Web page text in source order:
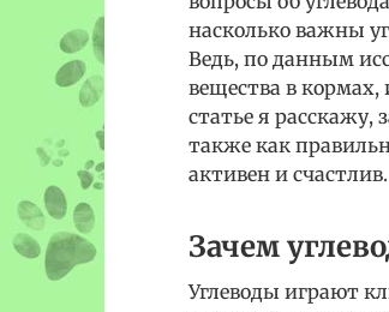
насколько важны
Ведь, по данным
вещества в
статье я
также как
активен и счастлив.
Зачем
Углеводы играют